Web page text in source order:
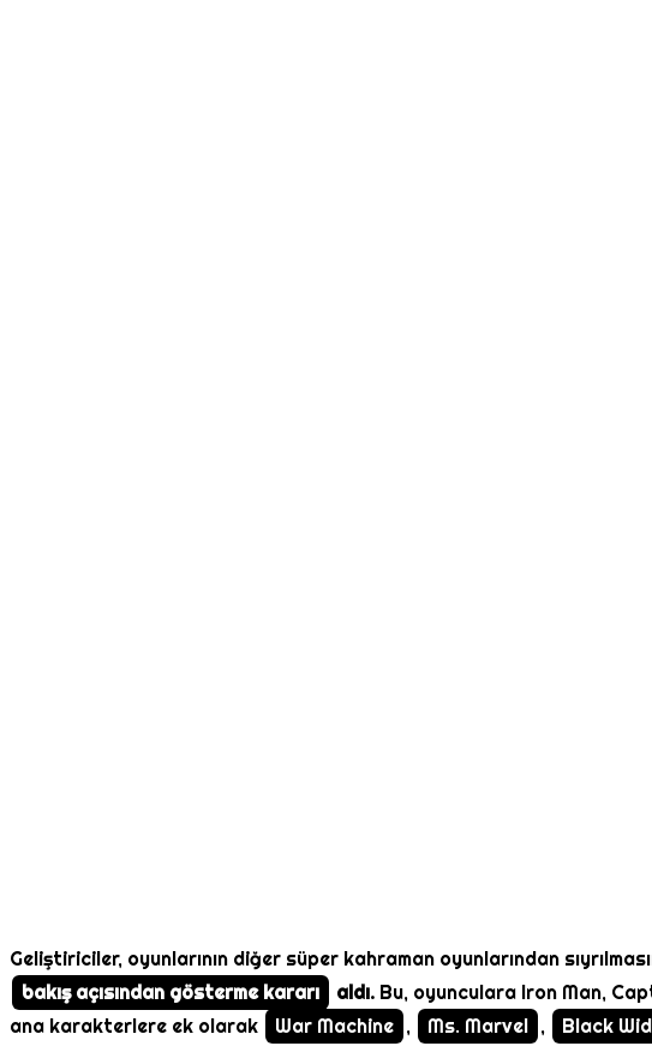
Geliştiriciler, oyunlarının diğer süper kahraman oyunlarından
bakış açısından gösterme kararı
aldı. Bu, oyunculara Iron Man,
ana karakterlere ek olarak
War Machine , Ms. Marvel , Black